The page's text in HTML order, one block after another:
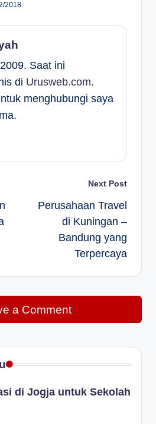
2018
Saat ini
di Urusweb.com.
menghubungi saya
Next Post
Perusahaan Travel
di Kuningan –
Bandung yang
Terpercaya
a Comment
di Jogja untuk Sekolah